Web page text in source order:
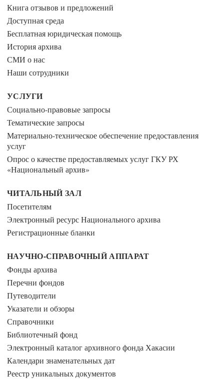
Книга отзывов и предложений
Доступная среда
Бесплатная юридическая помощь
История архива
СМИ о нас
Наши сотрудники
УСЛУГИ
Социально-правовые запросы
Тематические запросы
Материально-техническое обеспечение предоставления
услуг
Опрос о качестве предоставляемых услуг ГКУ РХ
«Национальный архив»
ЧИТАЛЬНЫЙ ЗАЛ
Посетителям
Электронный ресурс Национального архива
Регистрационные бланки
НАУЧНО-СПРАВОЧНЫЙ АППАРАТ
Фонды архива
Перечни фондов
Путеводители
Указатели и обзоры
Справочники
Библиотечный фонд
Электронный каталог архивного фонда Хакасии
Календари знаменательных дат
Реестр уникальных документов